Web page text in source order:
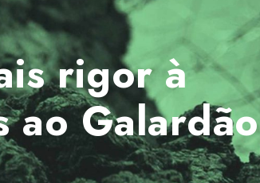
rigor à
ao Galardão